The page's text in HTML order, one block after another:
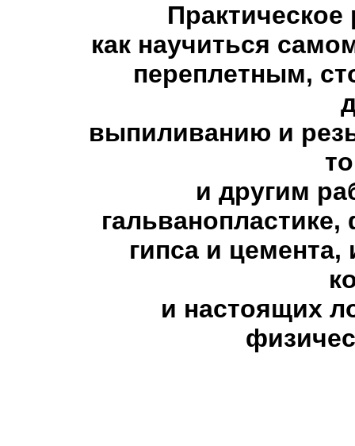
Практическое
как научиться
переплетным,
выпиливанию и
и другим
гипса и
и настоящих